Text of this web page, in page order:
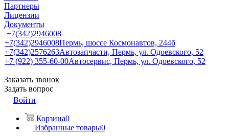
Партнеры
Лицензии
Документы
+7(342)2946008
+7(342)2946008Пермь, шоссе Космонавтов, 244б
+7(342)2576263Автозапчасти, Пермь, ул. Одоевского, 52
+7 (922) 355-60-00Автосервис, Пермь, ул. Одоевского, 52
Заказать звонок
Задать вопрос
Войти
Корзина0
Избранные товары0